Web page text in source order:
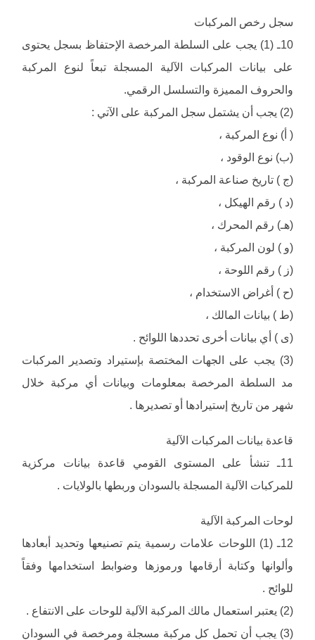
سجل رخص المركبات
10ـ (1) يجب على السلطة المرخصة الإحتفاظ بسجل يحتوى
على بيانات المركبات الآلية المسجلة تبعاً لنوع المركبة
والحروف المميزة والتسلسل الرقمي.
(2) يجب أن يشتمل سجل المركبة على الآتي :
( أ) نوع المركبة ،
(ب) نوع الوقود ،
(ج ) تاريخ صناعة المركبة ،
(د ) رقم الهيكل ،
(هـ) رقم المحرك ،
(و ) لون المركبة ،
(ز ) رقم اللوحة ،
(ح ) أغراض الاستخدام ،
(ط ) بيانات المالك ،
(ى ) أي بيانات أخرى تحددها اللوائح .
(3) يجب على الجهات المختصة بإستيراد وتصدير المركبات
مد السلطة المرخصة بمعلومات وبيانات أي مركبة خلال
شهر من تاريخ إستيرادها أو تصديرها .
قاعدة بيانات المركبات الآلية
11ـ تنشأ على المستوى القومي قاعدة بيانات مركزية
للمركبات الآلية المسجلة بالسودان وربطها بالولايات .
لوحات المركبة الآلية
12ـ (1) اللوحات علامات رسمية يتم تصنيعها وتحديد أبعادها
وألوانها وكتابة أرقامها ورموزها وضوابط استخدامها وفقاً
للوائح .
(2) يعتبر استعمال مالك المركبة الآلية للوحات على الانتفاع .
(3) يجب أن تحمل كل مركبة مسجلة ومرخصة في السودان